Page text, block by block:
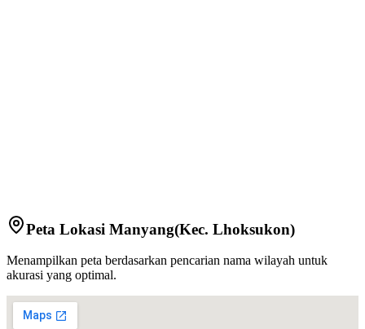
Peta Lokasi Manyang(Kec. Lhoksukon)
Menampilkan peta berdasarkan pencarian nama wilayah untuk
akurasi yang optimal.